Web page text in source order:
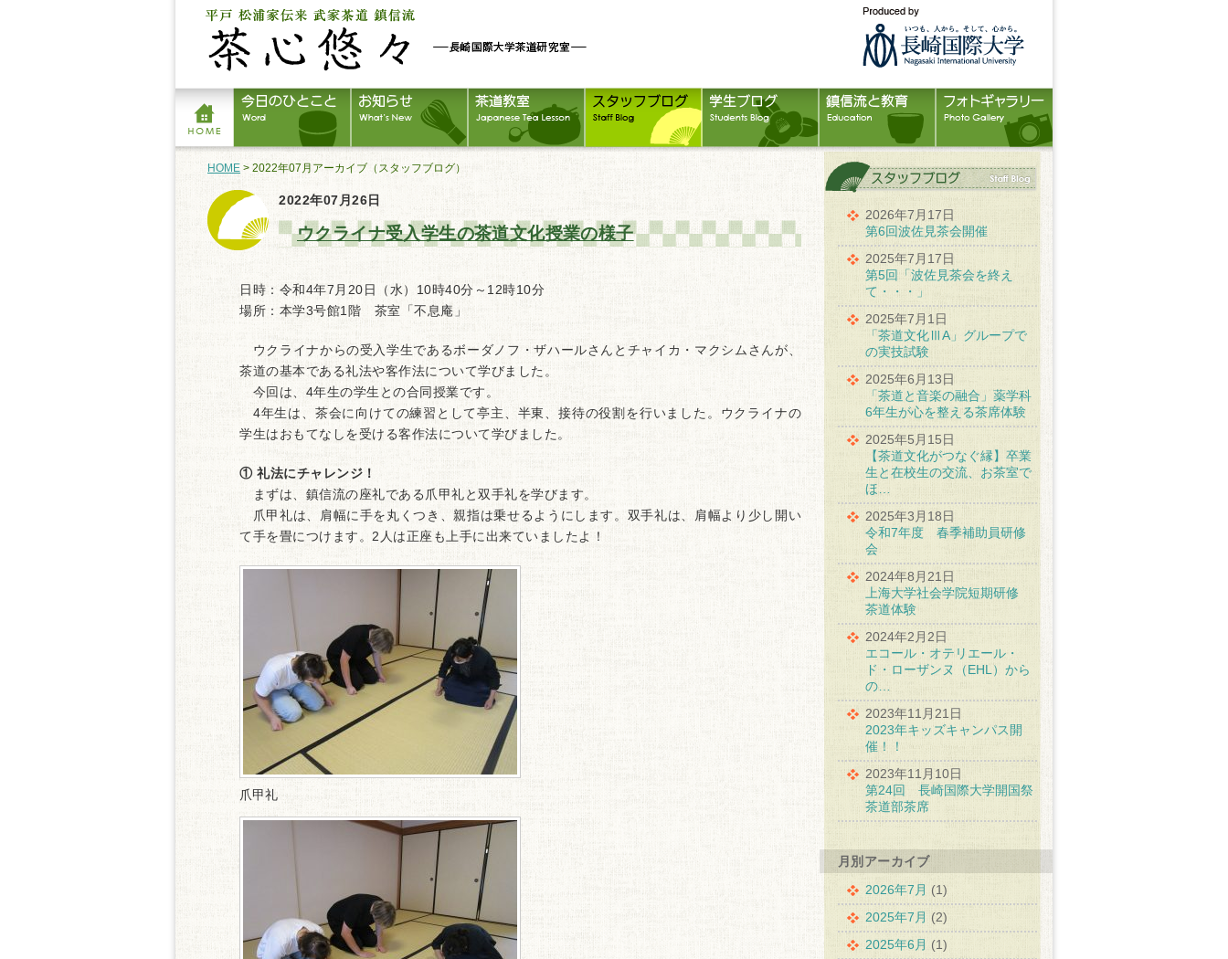
HOME > 2022年07月アーカイブ（スタッフブログ）
2022年07月26日
ウクライナ受入学生の茶道文化授業の様子
日時：令和4年7月20日（水）10時40分～12時10分
場所：本学3号館1階 茶室「不息庵」
ウクライナからの受入学生であるボーダノフ・ザハールさんとチャイカ・マクシムさんが、
茶道の基本である礼法や客作法について学びました。
今回は、4年生の学生との合同授業です。
4年生は、茶会に向けての練習として亭主、半東、接待の役割を行いました。ウクライナの
学生はおもてなしを受ける客作法について学びました。
① 礼法にチャレンジ！
まずは、鎮信流の座礼である爪甲礼と双手礼を学びます。
爪甲礼は、肩幅に手を丸くつき、親指は乗せるようにします。双手礼は、肩幅より少し開い
て手を畳につけます。2人は正座も上手に出来ていましたよ！
爪甲礼
2026年7月17日
第6回波佐見茶会開催
2025年7月17日
第5回「波佐見茶会を終え
て・・・」
2025年7月1日
「茶道文化ⅢA」グループで
の実技試験
2025年6月13日
「茶道と音楽の融合」薬学科
6年生が心を整える茶席体験
2025年5月15日
【茶道文化がつなぐ縁】卒業
生と在校生の交流、お茶室で
ほ…
2025年3月18日
令和7年度 春季補助員研修
会
2024年8月21日
上海大学社会学院短期研修
茶道体験
2024年2月2日
エコール・オテリエール・
ド・ローザンヌ（EHL）から
の…
2023年11月21日
2023年キッズキャンパス開
催！！
2023年11月10日
第24回 長崎国際大学開国祭
茶道部茶席
月別アーカイブ
2026年7月 (1)
2025年7月 (2)
2025年6月 (1)